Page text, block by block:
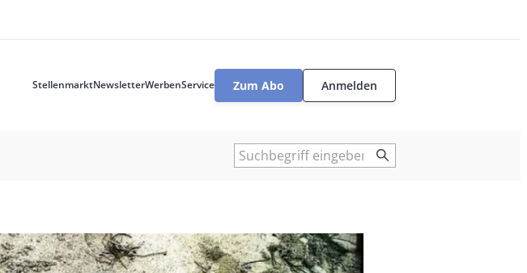
StellenmarktNewsletterWerbenService
User
Zum Abo Anmelden
Suche